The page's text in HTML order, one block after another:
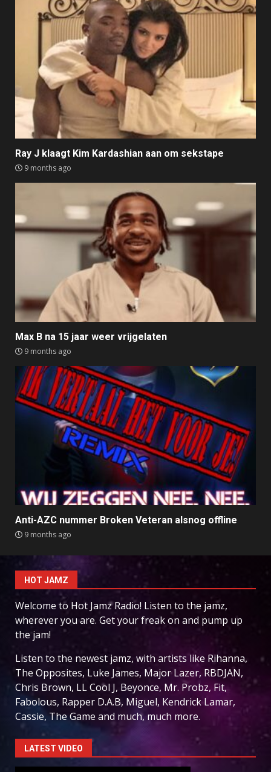
Ray J klaagt Kim Kardashian aan om sekstape
9 months ago
Max B na 15 jaar weer vrijgelaten
9 months ago
Anti-AZC nummer Broken Veteran alsnog offline
9 months ago
HOT JAMZ
Welcome to Hot Jamz Radio! Listen to the jamz,
wherever you are. Get your freak on and pump up
the jam!
Listen to the newest jamz, with artists like Rihanna,
The Opposites, Luke James, Major Lazer, RBDJAN,
Chris Brown, LL Cool J, Beyonce, Mr. Probz, Fit,
Fabolous, Rapper D.A.B, Miguel, Kendrick Lamar,
Cassie, The Game and much, much more.
LATEST VIDEO